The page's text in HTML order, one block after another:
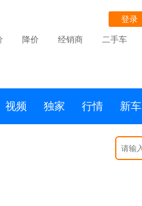
登录
降价 经销商 二手车
视频 独家 行情 新车